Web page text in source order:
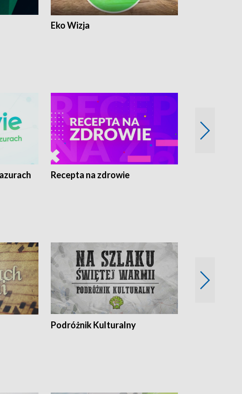
Eko Wizja
Recepta na zdrowie
Podróżnik Kulturalny